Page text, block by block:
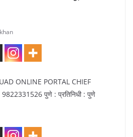
ONLINE PORTAL CHIEF
पुणे : प्रतिनिधी : पुणे